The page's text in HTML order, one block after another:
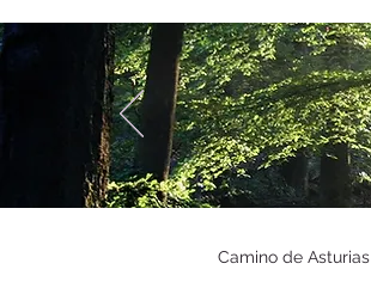
Camino de Asturias